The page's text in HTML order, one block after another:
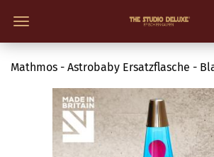
Mathmos - Astrobaby Ersatzflasche -